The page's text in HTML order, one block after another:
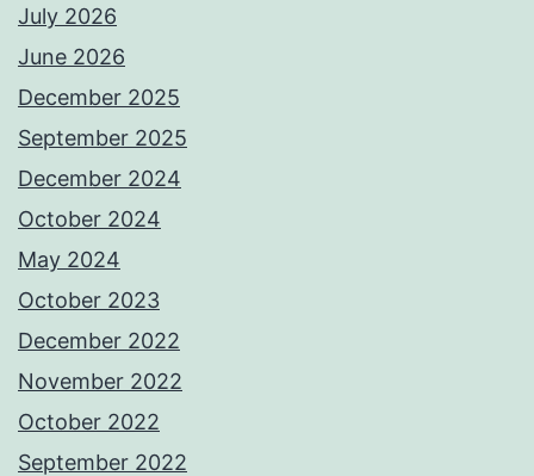
July 2026
June 2026
December 2025
September 2025
December 2024
October 2024
May 2024
October 2023
December 2022
November 2022
October 2022
September 2022